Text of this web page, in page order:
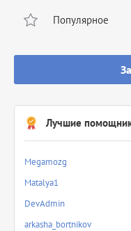
Популярное
Лучшие
Megamozg
Matalya1
DevAdmin
arkasha_bortnikov